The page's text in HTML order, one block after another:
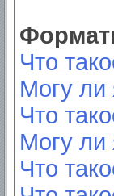
Что
Могу ли
Что
Могу ли
Что